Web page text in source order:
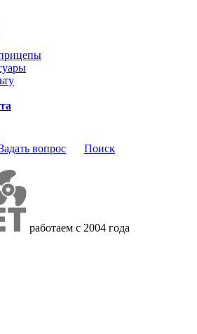
вопрос Поиск
работаем с 2004 года